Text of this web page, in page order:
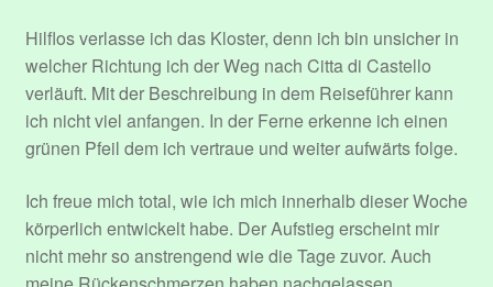
Hilflos verlasse ich das Kloster, denn ich bin unsicher in
welcher Richtung ich der Weg nach Citta di Castello
verläuft. Mit der Beschreibung in dem Reiseführer kann
ich nicht viel anfangen. In der Ferne erkenne ich einen
grünen Pfeil dem ich vertraue und weiter aufwärts folge.
Ich freue mich total, wie ich mich innerhalb dieser Woche
körperlich entwickelt habe. Der Aufstieg erscheint mir
nicht mehr so anstrengend wie die Tage zuvor. Auch